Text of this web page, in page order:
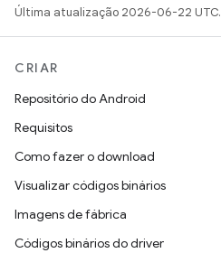
Última atualização 2026-06-22 UTC.
CRIAR
Repositório do Android
Requisitos
Como fazer o download
Visualizar códigos binários
Imagens de fábrica
Códigos binários do driver